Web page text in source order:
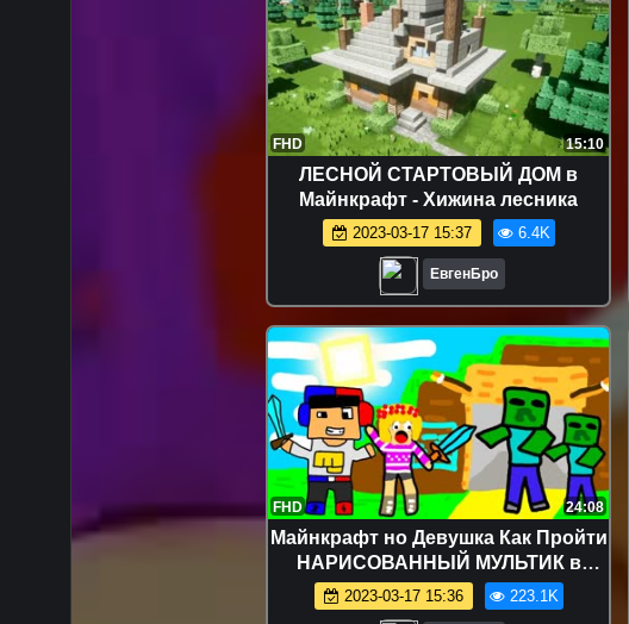
FHD 15:10
ЛЕСНОЙ СТАРТОВЫЙ ДОМ в
Майнкрафт - Хижина лесника
2023-03-17 15:37 6.4K
ЕвгенБро
FHD 24:08
Майнкрафт но Девушка Как Пройти
НАРИСОВАННЫЙ МУЛЬТИК в
Майнкрафт НУБ И ПРО ВИДЕО
ТРОЛЛИНГ MINECRAFT
2023-03-17 15:36 223.1K